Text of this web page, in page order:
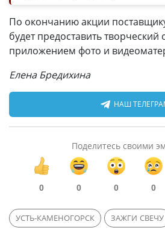
По окончанию акции
будет предоставить творческий
приложением фото и
Елена Бредихина
НАШ
Поделитесь своими
0 0 0 0
УСТЬ-КАМЕНОГОРСК ЗАЖГИ СВЕЧУ